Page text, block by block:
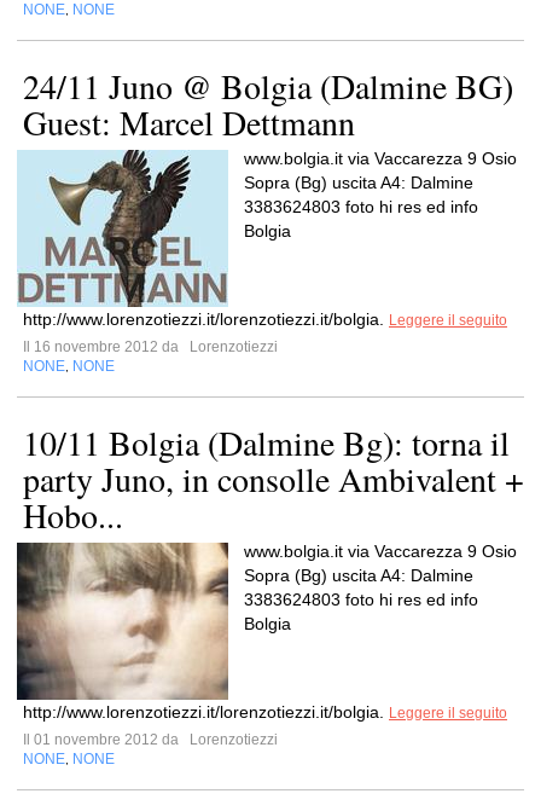
NONE NONE
24/11 Juno @ Bolgia (Dalmine BG)
Guest: Marcel Dettmann
www.bolgia.it via Vaccarezza 9 Osio
Sopra (Bg) uscita A4: Dalmine
3383624803 foto hi res ed info
Bolgia
http://www.lorenzotiezzi.it/lorenzotiezzi.it/bolgia.
Leggere il seguito
Il 16 novembre 2012 da
Lorenzotiezzi
NONE NONE
10/11 Bolgia (Dalmine Bg): torna il
party Juno, in consolle Ambivalent +
Hobo...
www.bolgia.it via Vaccarezza 9 Osio
Sopra (Bg) uscita A4: Dalmine
3383624803 foto hi res ed info
Bolgia
http://www.lorenzotiezzi.it/lorenzotiezzi.it/bolgia.
Leggere il seguito
Il 01 novembre 2012 da
Lorenzotiezzi
NONE NONE